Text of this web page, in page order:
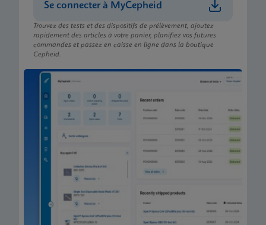
Se connecter à MyCepheid
Trouvez des tests et des dispositifs de prélèvement, ajoutez
rapidement des articles à votre panier, planifiez vos futures
commandes et passez en caisse en ligne dans la boutique
Cepheid.